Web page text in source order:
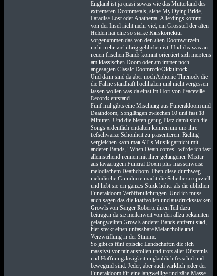
England ist ja quasi sowas wie das Mutterland des
extremeren Doommetals, siehe My Dying Bride,
Paradise Lost oder Anathema. Allerdings kommt
von der Insel nicht mehr viel, ein Grossteil der alten
Helden hat eine so starke Kurskorrektur
vorgenommen das von den alten Doomwurzeln
nicht mehr viel übrig geblieben ist. Und das was an
neuen frischen Bands kommt orientiert sich meistens
am klassischen Doom oder am immer noch
angesagten Classic Doomrock/Okkultrock.
Und dann sind da aber noch Aphonic Threnody die
die Fahne standhaft hochhalten und nicht vergessen
lassen wollen was da einst im Hort von Peaceville
Records entstand.
Fünf mal gibts eine Mischung aus Funeraldoom und
Deathdoom, Songlängen zwischen 10 und fast 18
Minuten. Und die bieten genug Platz damit sich die
Songs ordentlich entfalten können um uns ihre
tiefschwarze Schönheit zu präsentieren. Richtig
vergleichen kann man AT`s Musik garnicht mit
anderen Bands, "When Death comes" würde ich fast
alleinstehend nennen mit ihrer gelungenen Mixtur
aus lavaartigem Funeral Doom plus massenweise
melodischem Deathdoom. Eben diese durchweg
melodische Grundnote macht die Scheibe so speziell
und hebt sie ein ganzes Stück höher als die üblichen
Funeraldoom Veröffentlichungen. Und ich muss
auch sagen das die kratfvollen und ausdrucksstarken
Growls von Sänger Roberto ihren Teil dazu
beitragen da sie meilenweit von den allzu bekannten
gelangweilten Growls anderer Bands entfernt sind,
hier steckt einen unfassbare Melancholie und
Verzweiflung in der Stimme.
So gibt es fünf epische Landschaften die sich
massivst vor mir ausrollen und trotz aller Düsternis
und Hoffnungslosigkeit unglaublich fesselnd und
bewegend sind. Jeder, aber auch wirklich jeder der
Funeraldoom für eine langweilige und zähe Masse